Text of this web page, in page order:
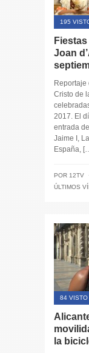
195
Joan
Reportaje
Cristo de
2017. El
entrada
Jaime I,
España,
POR 12TV
ÚLTIMOS
84 VISTO
la